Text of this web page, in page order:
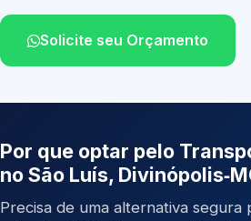
Solicite seu Orçamento
Por que optar pelo
no São Luís,
Precisa de uma alternativa segura